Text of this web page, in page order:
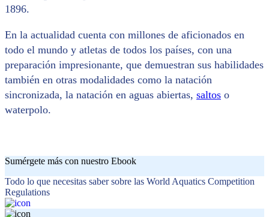
1896.
En la actualidad cuenta con millones de aficionados en
todo el mundo y atletas de todos los países, con una
preparación impresionante, que demuestran sus habilidades
también en otras modalidades como la natación
sincronizada, la natación en aguas abiertas, saltos o
waterpolo.
Sumérgete más con nuestro Ebook
Todo lo que necesitas saber sobre las World Aquatics Competition
Regulations